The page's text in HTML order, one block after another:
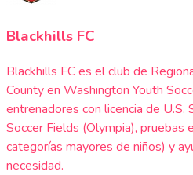
Blackhills FC
Blackhills FC es el club de
County en Washington Youth
entrenadores con licencia de U.S.
Soccer Fields (Olympia), pruebas
categorías mayores de niños) y
necesidad.